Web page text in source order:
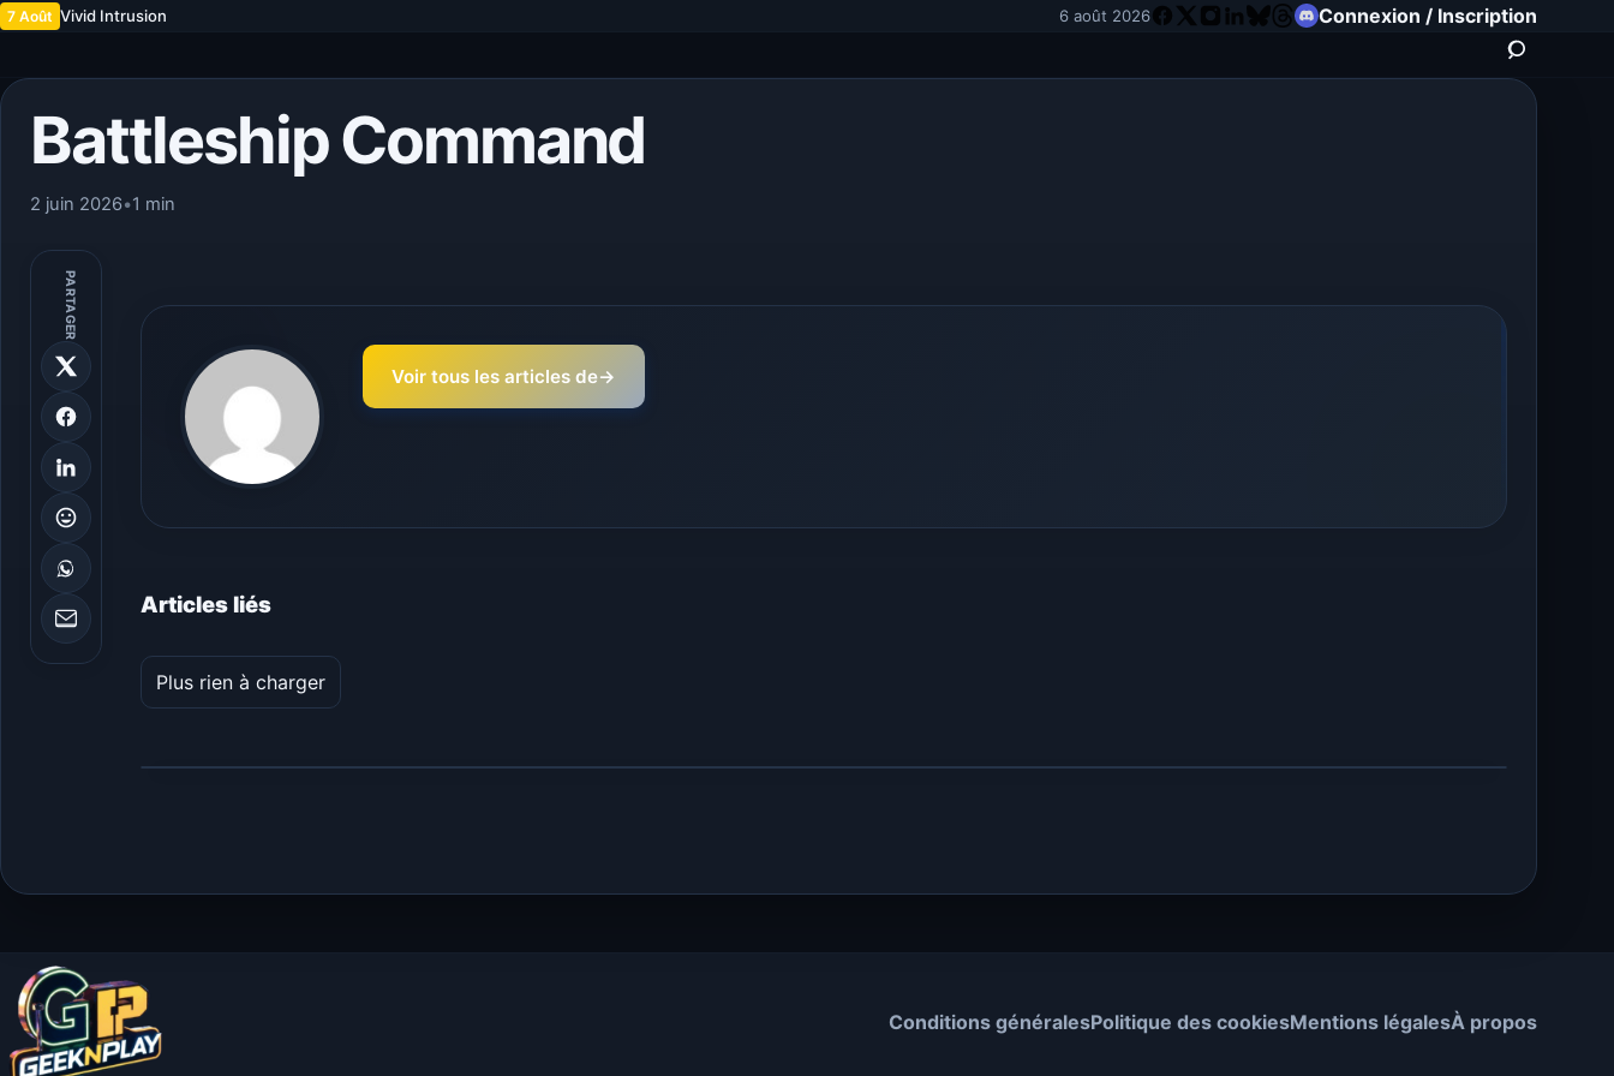
7 Août Vivid Intrusion 6 août 2026 Connexion / Inscription
Battleship Command
2 juin 2026•1 min
PARTAGER
Voir tous les articles de→
Articles liés
Plus rien à charger
Conditions généralesPolitique des cookiesMentions légalesÀ propos